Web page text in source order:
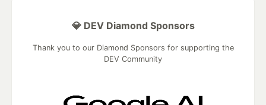
💎 DEV Diamond Sponsors
Thank you to our Diamond Sponsors for supporting the
DEV Community